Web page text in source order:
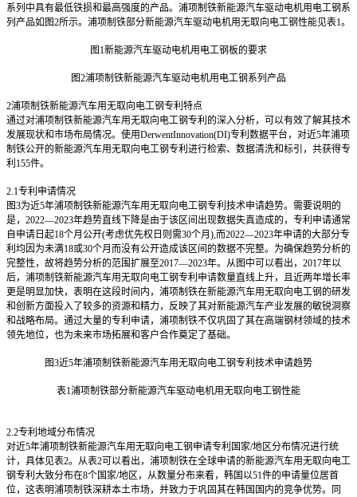
系列中具有最低铁损和最高强度的产品。浦项制铁新能源汽车驱动电机用电工钢系
列产品如图2所示。浦项制铁部分新能源汽车驱动电机用无取向电工钢性能见表1。
图1新能源汽车驱动电机用电工钢板的要求
图2浦项制铁新能源汽车驱动电机用电工钢系列产品
2浦项制铁新能源汽车用无取向电工钢专利特点
通过对浦项制铁新能源汽车用无取向电工钢专利的深入分析，可以有效了解其技术
发展现状和市场布局情况。使用DerwentInnovation(DI)专利数据平台，对近5年浦项
制铁公开的新能源汽车用无取向电工钢专利进行检索、数据清洗和标引，共获得专
利155件。
2.1专利申请情况
图3为近5年浦项制铁新能源汽车用无取向电工钢专利技术申请趋势。需要说明的
是，2022—2023年趋势直线下降是由于该区间出现数据失真造成的，专利申请通常
自申请日起18个月公开(考虑优先权日则需30个月),而2022—2023年申请的大部分专
利均因为未满18或30个月而没有公开造成该区间的数据不完整。为确保趋势分析的
完整性，故将趋势分析的范围扩展至2017—2023年。从图中可以看出，2017年以
后，浦项制铁新能源汽车用无取向电工钢专利申请数量直线上升，且近两年增长率
更是明显加快，表明在这段时间内，浦项制铁在新能源汽车用无取向电工钢的研发
和创新方面投入了较多的资源和精力，反映了其对新能源汽车产业发展的敏锐洞察
和战略布局。通过大量的专利申请，浦项制铁不仅巩固了其在高端钢材领域的技术
领先地位，也为未来市场拓展和客户合作奠定了基础。
图3近5年浦项制铁新能源汽车用无取向电工钢专利技术申请趋势
表1浦项制铁部分新能源汽车驱动电机用无取向电工钢性能
2.2专利地域分布情况
对近5年浦项制铁新能源汽车用无取向电工钢申请专利国家/地区分布情况进行统
计，具体见表2。从表2可以看出，浦项制铁在全球申请的新能源汽车用无取向电工
钢专利大致分布在8个国家/地区，从数量分布来看，韩国以51件的申请量位居首
位，这表明浦项制铁深耕本土市场，并致力于巩固其在韩国国内的竞争优势。同